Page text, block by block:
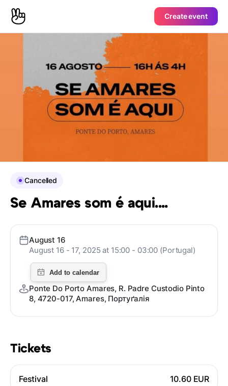
Create event
Tickets
Festival 10.60 EUR
Cancelled
Se Amares som é aqui....
August 16
August 16 - 17, 2025 at 15:00 - 03:00 (Portugal)
Ponte Do Porto Amares, R. Padre Custodio Pinto
8, 4720-017, Amares, Портуґалія